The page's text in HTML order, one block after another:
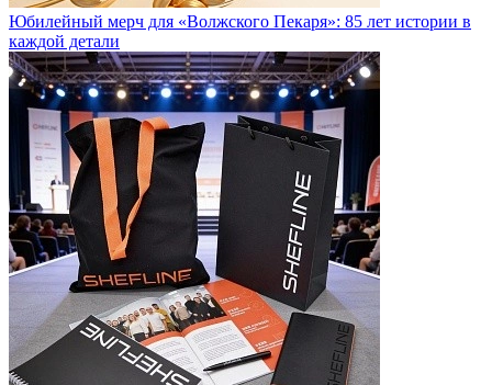
Юбилейный мерч для «Волжского Пекаря»: 85 лет истории в
каждой детали